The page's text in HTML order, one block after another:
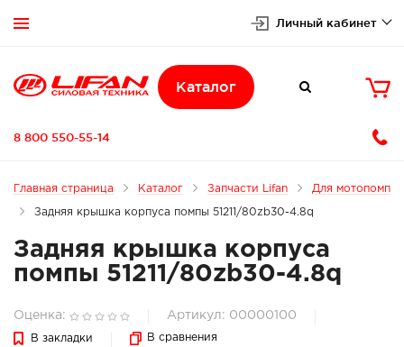
 Личный кабинет
Каталог  
8 800 550-55-14
Главная страница Каталог Запчасти Lifan Для мотопомп
Задняя крышка корпуса помпы 51211/80zb30-4.8q
Задняя крышка корпуса
помпы 51211/80zb30-4.8q
Оценка: Артикул: 00000100
В закладки В сравнения